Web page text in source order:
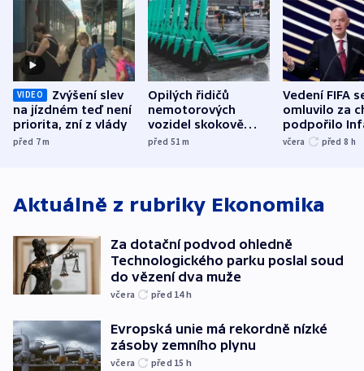
VIDEO
Zvýšení slev
na jízdném teď není
priorita, zní z vlády
před 7m
Opilých řidičů
nemotorových
vozidel skokově
přibylo, nejvíc ve
před 51m
Vedení FIFA
omluvilo za
podpořilo
UEFA trvá na
včera před 8 h
Aktuálně z rubriky Ekonomika
Za dotační podvod ohledně
Technologického parku poslal soud
do vězení dva muže
včera před 14h
Evropská unie má rekordně nízké
zásoby zemního plynu
včera před 15 h